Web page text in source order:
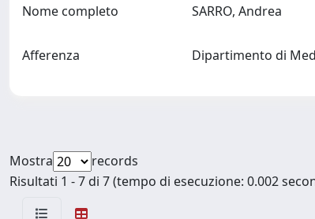
Nome completo SARRO, Andrea
Afferenza Dipartimento di
Mostra
records
Risultati 1 - 7 di 7 (tempo di esecuzione: 0.002